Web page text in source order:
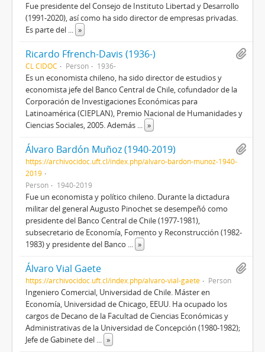
Fue presidente del Consejo de Instituto Libertad y Desarrollo
(1991-2020), así como ha sido director de empresas privadas.
Es parte del ... »
Ricardo Ffrench-Davis (1936-)
CL CIDOC Person 1936-
Es un economista chileno, ha sido director de estudios y
economista jefe del Banco Central de Chile, cofundador de la
Corporación de Investigaciones Económicas para
Latinoamérica (CIEPLAN), Premio Nacional de Humanidades y
Ciencias Sociales, 2005. Además ... »
Álvaro Bardón Muñoz (1940-2019)
https://archivocidoc.uft.cl/index.php/alvaro-bardon-munoz-1940-
2019
Person
1940-2019
Fue un economista y político chileno. Durante la dictadura
militar del general Augusto Pinochet se desempeñó como
presidente del Banco Central de Chile (1977-1981),
subsecretario de Economía, Fomento y Reconstrucción (1982-
1983) y presidente del Banco ... »
Álvaro Vial Gaete
https://archivocidoc.uft.cl/index.php/alvaro-vial-gaete Person
Ingeniero Comercial, Universidad de Chile. Máster en
Economía, Universidad de Chicago, EEUU. Ha ocupado los
cargos de Decano de la Facultad de Ciencias Económicas y
Administrativas de la Universidad de Concepción (1980-1982);
Jefe de Gabinete del ... »